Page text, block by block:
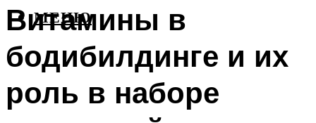
МЕНЮ
Витамины в
бодибилдинге и их
роль в наборе